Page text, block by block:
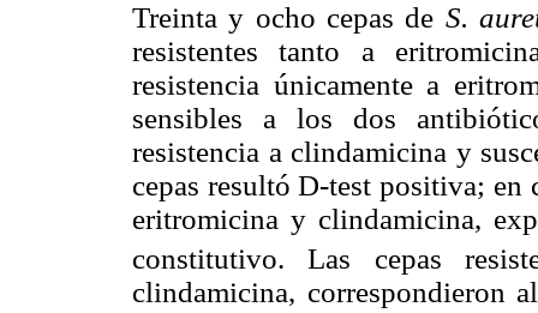
Treinta y ocho cepas de S.
resistentes tanto a
resistencia únicamente a
sensibles a los dos
resistencia a clindamicina y
cepas resultó D-test positiva; en
eritromicina y clindamicina,
constitutivo. Las cepas
clindamicina, correspondieron